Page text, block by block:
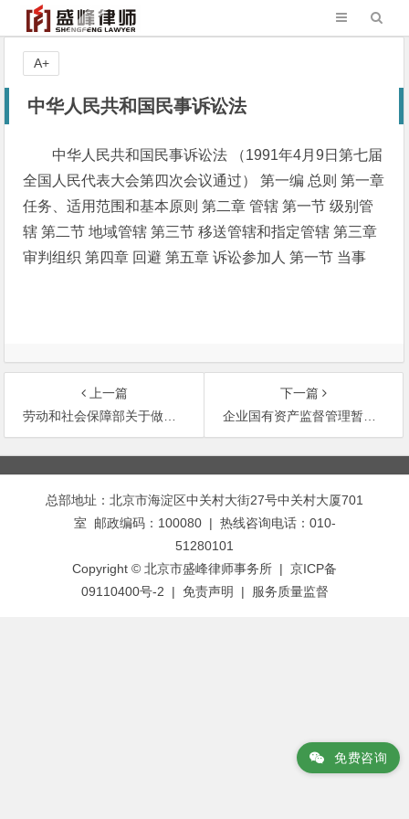
中华人民共和国民事诉讼法
中华人民共和国民事诉讼法 （1991年4月9日第七届
全国人民代表大会第四次会议通过） 第一编 总则 第一章
任务、适用范围和基本原则 第二章 管辖 第一节 级别管
辖 第二节 地域管辖 第三节 移送管辖和指定管辖 第三章
审判组织 第四章 回避 第五章 诉讼参加人 第一节 当事
A+
上一篇
劳动和社会保障部关于做好关闭破产国有企业职工安置方案审核工作的通知
下一篇
企业国有资产监督管理暂行条例
文
章
总部地址：北京市海淀区中关村大街27号中关村大厦701
室 邮政编码：100080 | 热线咨询电话：010-
51280101
Copyright © 北京市盛峰律师事务所 | 京ICP备
09110400号-2 | 免责声明 | 服务质量监督
免费咨询